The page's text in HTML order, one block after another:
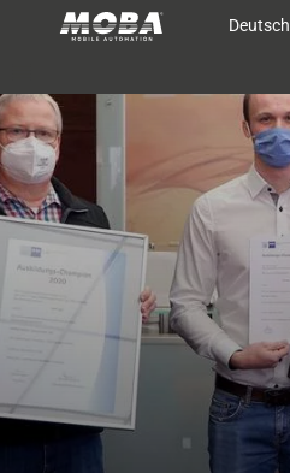
Deutsch
OEM Lösungen
Produkte
Services
MOBA Gruppe
Kontakt